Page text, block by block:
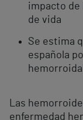
impacto de
de vida
Se estima
española
Las
enfermedad